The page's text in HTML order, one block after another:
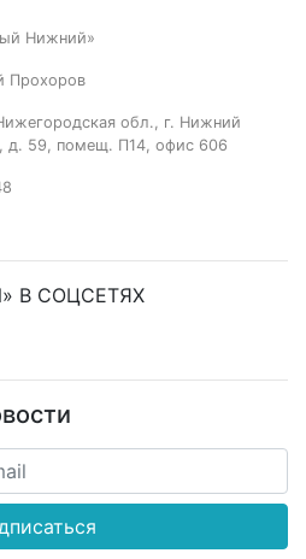
Нижний»
Прохоров
обл., г. Нижний
д. 59, помещ. П14, офис 606
В СОЦСЕТЯХ